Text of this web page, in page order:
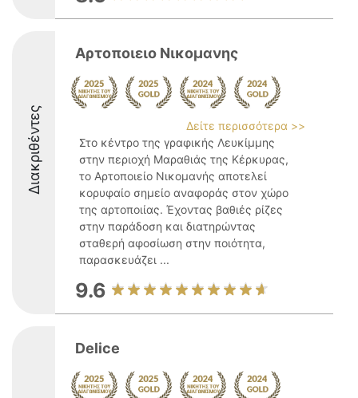
Διακριθέντες
Αρτοποιειο Νικομανης
Δείτε περισσότερα >>
Στο κέντρο της γραφικής Λευκίμμης
στην περιοχή Μαραθιάς της Κέρκυρας,
το Αρτοποιείο Νικομανής αποτελεί
κορυφαίο σημείο αναφοράς στον χώρο
της αρτοποιίας. Έχοντας βαθιές ρίζες
στην παράδοση και διατηρώντας
σταθερή αφοσίωση στην ποιότητα,
παρασκευάζει ...
9.6
Delice